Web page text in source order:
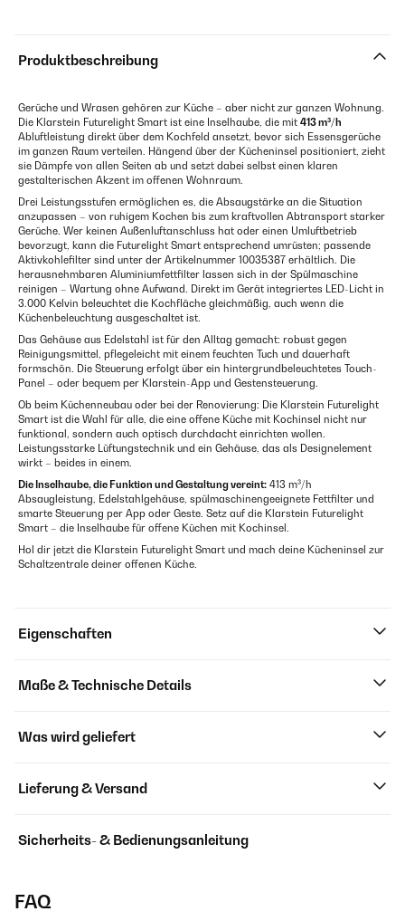
Produktbeschreibung
Gerüche und Wrasen gehören zur Küche – aber nicht zur ganzen Wohnung.
Die Klarstein Futurelight Smart ist eine Inselhaube, die mit 413 m³/h
Abluftleistung direkt über dem Kochfeld ansetzt, bevor sich Essensgerüche
im ganzen Raum verteilen. Hängend über der Kücheninsel positioniert, zieht
sie Dämpfe von allen Seiten ab und setzt dabei selbst einen klaren
gestalterischen Akzent im offenen Wohnraum.
Drei Leistungsstufen ermöglichen es, die Absaugstärke an die Situation
anzupassen – von ruhigem Kochen bis zum kraftvollen Abtransport starker
Gerüche. Wer keinen Außenluftanschluss hat oder einen Umluftbetrieb
bevorzugt, kann die Futurelight Smart entsprechend umrüsten; passende
Aktivkohlefilter sind unter der Artikelnummer 10035387 erhältlich. Die
herausnehmbaren Aluminiumfettfilter lassen sich in der Spülmaschine
reinigen – Wartung ohne Aufwand. Direkt im Gerät integriertes LED-Licht in
3.000 Kelvin beleuchtet die Kochfläche gleichmäßig, auch wenn die
Küchenbeleuchtung ausgeschaltet ist.
Das Gehäuse aus Edelstahl ist für den Alltag gemacht: robust gegen
Reinigungsmittel, pflegeleicht mit einem feuchten Tuch und dauerhaft
formschön. Die Steuerung erfolgt über ein hintergrundbeleuchtetes Touch-
Panel – oder bequem per Klarstein-App und Gestensteuerung.
Ob beim Küchenneubau oder bei der Renovierung: Die Klarstein Futurelight
Smart ist die Wahl für alle, die eine offene Küche mit Kochinsel nicht nur
funktional, sondern auch optisch durchdacht einrichten wollen.
Leistungsstarke Lüftungstechnik und ein Gehäuse, das als Designelement
wirkt – beides in einem.
Die Inselhaube, die Funktion und Gestaltung vereint: 413 m³/h
Absaugleistung, Edelstahlgehäuse, spülmaschinengeeignete Fettfilter und
smarte Steuerung per App oder Geste. Setz auf die Klarstein Futurelight
Smart – die Inselhaube für offene Küchen mit Kochinsel.
Hol dir jetzt die Klarstein Futurelight Smart und mach deine Kücheninsel zur
Schaltzentrale deiner offenen Küche.
Eigenschaften
Maße & Technische Details
Was wird geliefert
Lieferung & Versand
Sicherheits- & Bedienungsanleitung
FAQ